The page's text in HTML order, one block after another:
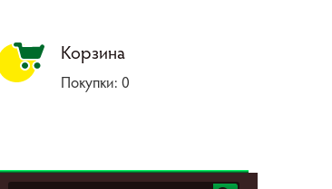
Корзина
Покупки:0